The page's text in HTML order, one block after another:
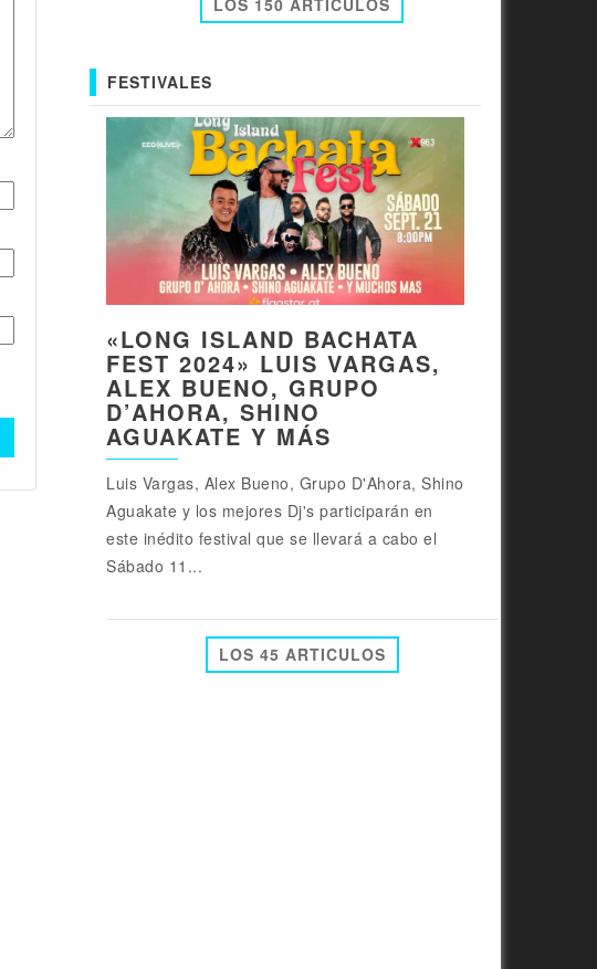
FESTIVALES
«LONG ISLAND BACHATA
FEST 2024» LUIS VARGAS,
ALEX BUENO, GRUPO
D’AHORA, SHINO
AGUAKATE Y MÁS
Luis Vargas, Alex Bueno, Grupo D'Ahora, Shino
Aguakate y los mejores Dj's participarán en
este inédito festival que se llevará a cabo el
Sábado 11...
LOS 45 ARTICULOS